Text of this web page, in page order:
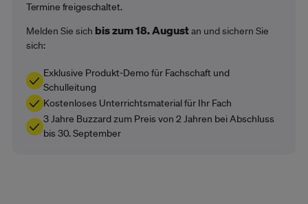
Termine freigeschaltet.
Melden Sie sich bis zum 18. Augustan und sichern Sie
sich:
Exklusive Produkt-Demo für Fachschaft und
Schulleitung
Kostenloses Unterrichtsmaterial für Ihr Fach
3 Jahre Buzzard zum Preis von 2 Jahren bei Abschluss
bis 30. September